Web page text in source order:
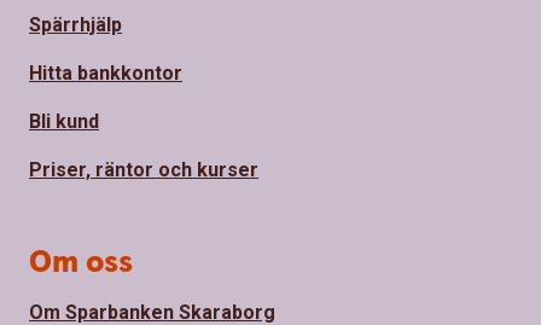
Spärrhjälp
Hitta bankkontor
Bli kund
Priser, räntor och kurser
Om oss
Om Sparbanken Skaraborg